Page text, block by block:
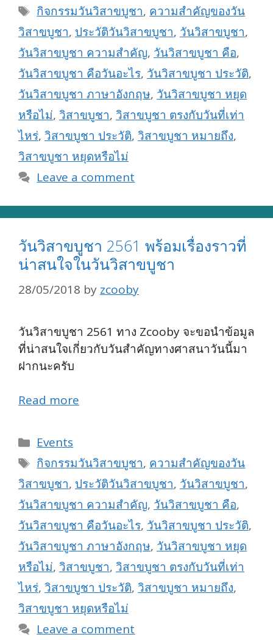
Tags
กิจกรรมวันวิสาขบูชา, ความสำคัญของวัน
วิสาขบูชา, ประวัติวันวิสาขบูชา, วันวิสาขบูชา,
วันวิสาขบูชา ความสำคัญ, วันวิสาขบูชา คือ,
วันวิสาขบูชา คือวันอะไร, วันวิสาขบูชา ประวัติ,
วันวิสาขบูชา ภาษาอังกฤษ, วันวิสาขบูชา หยุด
หรือไม่, วิสาขบูชา, วิสาขบูชา ตรงกับวันที่เท่า
ไหร่, วิสาขบูชา ประวัติ, วิสาขบูชา หมายถึง,
วิสาขบูชา หยุดหรือไม่
Leave a comment
วันวิสาขบูชา 2561 พร้อมเรื่องราวที่
น่าสนใจในวันวิสาขบูชา
28/05/2018 by zcooby
วันวิสาขบูชา 2561 ทาง Zcooby จะขอนำข้อมูล
ที่น่าสนใจเกี่ยวกับวันสำคัญทางศาสนาวันนี้มา
ฝากนะครับ
Read more
Categories
Events
Tags
กิจกรรมวันวิสาขบูชา, ความสำคัญของวัน
วิสาขบูชา, ประวัติวันวิสาขบูชา, วันวิสาขบูชา,
วันวิสาขบูชา ความสำคัญ, วันวิสาขบูชา คือ,
วันวิสาขบูชา คือวันอะไร, วันวิสาขบูชา ประวัติ,
วันวิสาขบูชา ภาษาอังกฤษ, วันวิสาขบูชา หยุด
หรือไม่, วิสาขบูชา, วิสาขบูชา ตรงกับวันที่เท่า
ไหร่, วิสาขบูชา ประวัติ, วิสาขบูชา หมายถึง,
วิสาขบูชา หยุดหรือไม่
Leave a comment